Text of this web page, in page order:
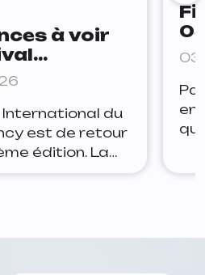
à voir
du
International du
est de retour
édition. La
mise à
03
en